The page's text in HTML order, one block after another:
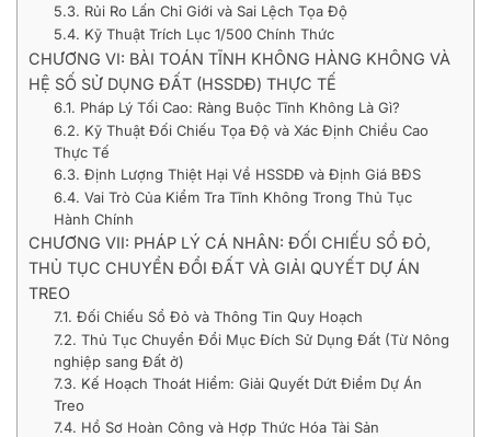
5.3. Rủi Ro Lấn Chỉ Giới và Sai Lệch Tọa Độ
5.4. Kỹ Thuật Trích Lục 1/500 Chính Thức
CHƯƠNG VI: BÀI TOÁN TĨNH KHÔNG HÀNG KHÔNG VÀ
HỆ SỐ SỬ DỤNG ĐẤT (HSSDĐ) THỰC TẾ
6.1. Pháp Lý Tối Cao: Ràng Buộc Tĩnh Không Là Gì?
6.2. Kỹ Thuật Đối Chiếu Tọa Độ và Xác Định Chiều Cao
Thực Tế
6.3. Định Lượng Thiệt Hại Về HSSDĐ và Định Giá BĐS
6.4. Vai Trò Của Kiểm Tra Tĩnh Không Trong Thủ Tục
Hành Chính
CHƯƠNG VII: PHÁP LÝ CÁ NHÂN: ĐỐI CHIẾU SỔ ĐỎ,
THỦ TỤC CHUYỂN ĐỔI ĐẤT VÀ GIẢI QUYẾT DỰ ÁN
TREO
7.1. Đối Chiếu Sổ Đỏ và Thông Tin Quy Hoạch
7.2. Thủ Tục Chuyển Đổi Mục Đích Sử Dụng Đất (Từ Nông
nghiệp sang Đất ở)
7.3. Kế Hoạch Thoát Hiểm: Giải Quyết Dứt Điểm Dự Án
Treo
7.4. Hồ Sơ Hoàn Công và Hợp Thức Hóa Tài Sản